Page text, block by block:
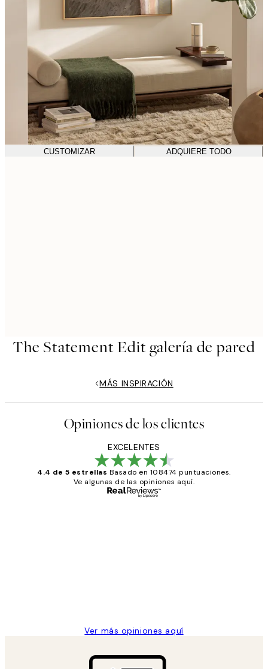
CUSTOMIZAR ADQUIERE TODO
The Statement Edit galería de pared
MÁS INSPIRACIÓN
Opiniones de los clientes
EXCELENTES
4.4 de 5 estrellas Basado en 108474 puntuaciones.
Ve algunas de las opiniones aquí.
Ver más opiniones aquí